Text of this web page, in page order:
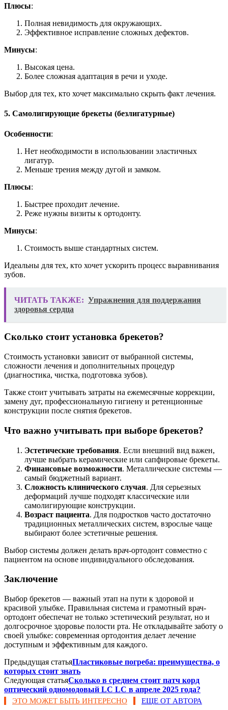
Плюсы:
Полная невидимость для окружающих.
Эффективное исправление сложных дефектов.
Минусы:
Высокая цена.
Более сложная адаптация в речи и уходе.
Выбор для тех, кто хочет максимально скрыть факт лечения.
5. Самолигирующие брекеты (безлигатурные)
Особенности:
Нет необходимости в использовании эластичных
лигатур.
Меньше трения между дугой и замком.
Плюсы:
Быстрее проходит лечение.
Реже нужны визиты к ортодонту.
Минусы:
Стоимость выше стандартных систем.
Идеальны для тех, кто хочет ускорить процесс выравнивания
зубов.
ЧИТАТЬ ТАКЖЕ: Упражнения для поддержания
здоровья сердца
Сколько стоит установка брекетов?
Стоимость установки зависит от выбранной системы,
сложности лечения и дополнительных процедур
(диагностика, чистка, подготовка зубов).
Также стоит учитывать затраты на ежемесячные коррекции,
замену дуг, профессиональную гигиену и ретенционные
конструкции после снятия брекетов.
Что важно учитывать при выборе брекетов?
Эстетические требования. Если внешний вид важен,
лучше выбрать керамические или сапфировые брекеты.
Финансовые возможности. Металлические системы —
самый бюджетный вариант.
Сложность клинического случая. Для серьезных
деформаций лучше подходят классические или
самолигирующие конструкции.
Возраст пациента. Для подростков часто достаточно
традиционных металлических систем, взрослые чаще
выбирают более эстетичные решения.
Выбор системы должен делать врач-ортодонт совместно с
пациентом на основе индивидуального обследования.
Заключение
Выбор брекетов — важный этап на пути к здоровой и
красивой улыбке. Правильная система и грамотный врач-
ортодонт обеспечат не только эстетический результат, но и
долгосрочное здоровье полости рта. Не откладывайте заботу о
своей улыбке: современная ортодонтия делает лечение
доступным и эффективным для каждого.
Предыдущая статьяПластиковые погреба: преимущества, о
которых стоит знать
Следующая статьяСколько в среднем стоит патч корд
оптический одномодовый LC LC в апреле 2025 года?
ЭТО МОЖЕТ БЫТЬ ИНТЕРЕСНО ЕЩЕ ОТ АВТОРА